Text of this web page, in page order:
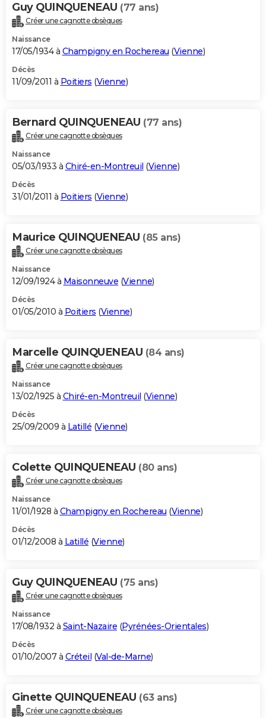
Guy QUINQUENEAU (77 ans)
Créer une cagnotte obsèques
Naissance
17/05/1934 à Champigny en Rochereau (Vienne)
Décès
11/09/2011 à Poitiers (Vienne)
Bernard QUINQUENEAU (77 ans)
Créer une cagnotte obsèques
Naissance
05/03/1933 à Chiré-en-Montreuil (Vienne)
Décès
31/01/2011 à Poitiers (Vienne)
Maurice QUINQUENEAU (85 ans)
Créer une cagnotte obsèques
Naissance
12/09/1924 à Maisonneuve (Vienne)
Décès
01/05/2010 à Poitiers (Vienne)
Marcelle QUINQUENEAU (84 ans)
Créer une cagnotte obsèques
Naissance
13/02/1925 à Chiré-en-Montreuil (Vienne)
Décès
25/09/2009 à Latillé (Vienne)
Colette QUINQUENEAU (80 ans)
Créer une cagnotte obsèques
Naissance
11/01/1928 à Champigny en Rochereau (Vienne)
Décès
01/12/2008 à Latillé (Vienne)
Guy QUINQUENEAU (75 ans)
Créer une cagnotte obsèques
Naissance
17/08/1932 à Saint-Nazaire (Pyrénées-Orientales)
Décès
01/10/2007 à Créteil (Val-de-Marne)
Ginette QUINQUENEAU (63 ans)
Créer une cagnotte obsèques